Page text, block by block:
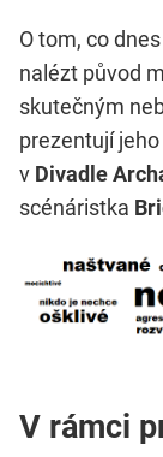
O tom, co
nalézt původ
skutečným
prezentují
v Divadle
scénáristka
V rámci